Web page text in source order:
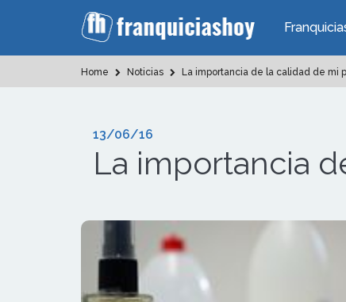
Home Noticias La importancia de la calidad de mi
13/06/16
La importancia